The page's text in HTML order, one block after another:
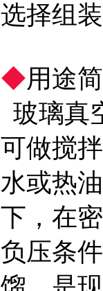
选择组
◆用途
玻璃真
可做搅
水或热
下，在
负压条